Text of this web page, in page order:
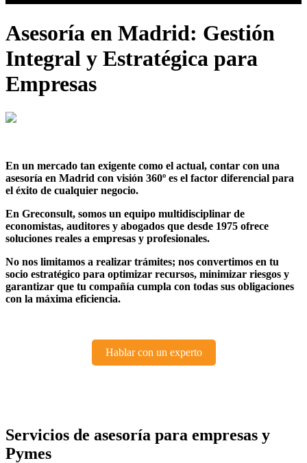
Asesoría en Madrid: Gestión
Integral y Estratégica para
Empresas
En un mercado tan exigente como el actual, contar con una
asesoría en Madrid con visión 360º es el factor diferencial para
el éxito de cualquier negocio.
En Greconsult, somos un equipo multidisciplinar de
economistas, auditores y abogados que desde 1975 ofrece
soluciones reales a empresas y profesionales.
No nos limitamos a realizar trámites; nos convertimos en tu
socio estratégico para optimizar recursos, minimizar riesgos y
garantizar que tu compañía cumpla con todas sus obligaciones
con la máxima eficiencia.
Hablar con un experto
Servicios de asesoría para empresas y
Pymes